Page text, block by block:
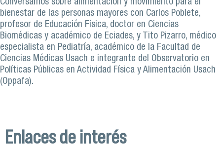
Conversamos sobre alimentación y movimiento para el
bienestar de las personas mayores con Carlos Poblete,
profesor de Educación Física, doctor en Ciencias
Biomédicas y académico de Eciades, y Tito Pizarro, médico
especialista en Pediatría, académico de la Facultad de
Ciencias Médicas Usach e integrante del Observatorio en
Políticas Públicas en Actividad Física y Alimentación Usach
(Oppafa).
Enlaces de interés